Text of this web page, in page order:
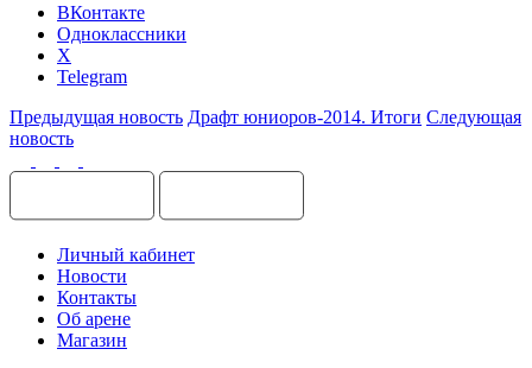
ВКонтакте
Одноклассники
X
Telegram
Предыдущая новость Драфт юниоров-2014. Итоги Следующая
новость
Личный кабинет
Новости
Контакты
Об арене
Магазин